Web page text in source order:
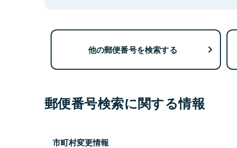
他の郵便番号を検索する
郵便番号検索に関する情報
市町村変更情報